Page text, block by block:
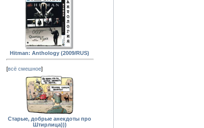
Hitman: Anthology (2009/RUS)
[всё смешное]
Старые, добрые анекдоты про
Штирлица)))